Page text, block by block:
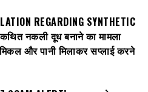
REGARDING SYNTHETIC
नकली दूध बनाने का मामला
और पानी मिलाकर सप्लाई करने